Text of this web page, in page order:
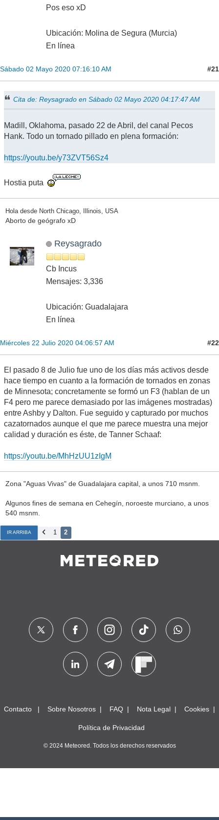
Pos eso xD
Ubicación: Molina de Segura (Murcia)
En línea
Sábado 02 Mayo 2020 07:16:10 AM #21
Cita de: Reysagrado en Sábado 02 Mayo 2020 04:17:47 AM
Madill, Oklahoma, pasado 22 de Abril, del canal Pecos
Hank. Todo un tornado pillado en plena formación:
https://youtu.be/y73ZVT56Sz4
Hostia puta
Hola desde North Chicago, Illinois, USA
Aborto de geógrafo xD
Reysagrado
Cb Incus
Mensajes: 3,336
Ubicación: Guadalajara
En línea
Miércoles 22 Julio 2020 04:06:57 AM #22
El pasado 8 de Julio fue uno de los días más activos desde
hace tiempo en cuanto a la formación de tornados en zonas
de Minnesota; concretamente se formó un F3 (hablan de un
F4 pero me parece demasiado por las imágenes mostradas)
entre Ashby y Dalton. Fue seguido y capturado por muchos
cazatornados aunque el que me parece muestra una mejor
calidad y duración es éste, de Tanner Schaaf:
https://youtu.be/MhHzUU1zIgM
Zona "Aguas Vivas" de Guadalajara capital, a unos 710 msnm.
Algunos fines de semana en Cehegín, noroeste murciano, a unos
540 msnm.
IR ARRIBA 1 2
Contacto Sobre Nosotros FAQ Nota Legal Cookies
Política de Privacidad
© 2024 Meteored. Todos los derechos reservados